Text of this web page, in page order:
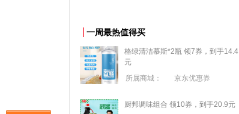
一周最热值得买
格绿清洁慕斯*2瓶 领7券，到手14.4
元
所属商城：
京东优惠券
厨邦调味组合 领10券，到手20.9元